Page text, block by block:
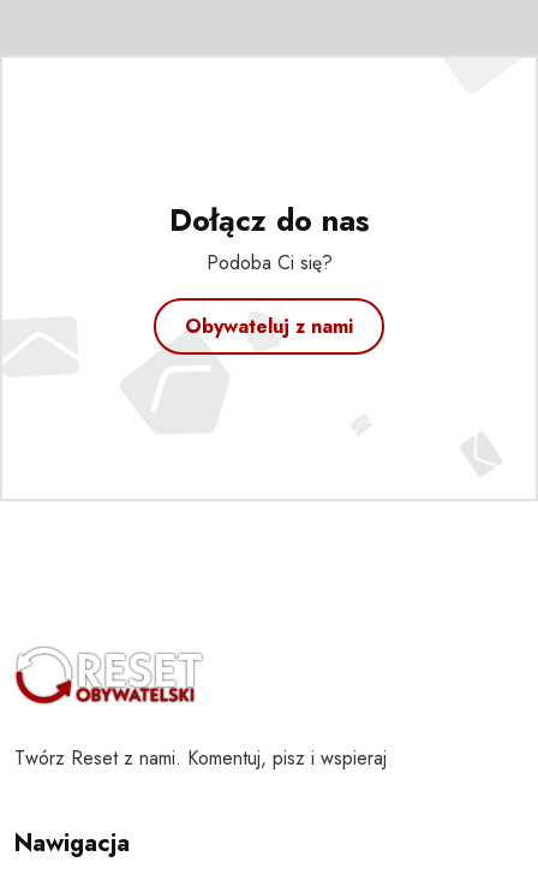
Dołącz do nas
Podoba Ci się?
Obywateluj z nami
Twórz Reset z nami. Komentuj, pisz i wspieraj
Nawigacja